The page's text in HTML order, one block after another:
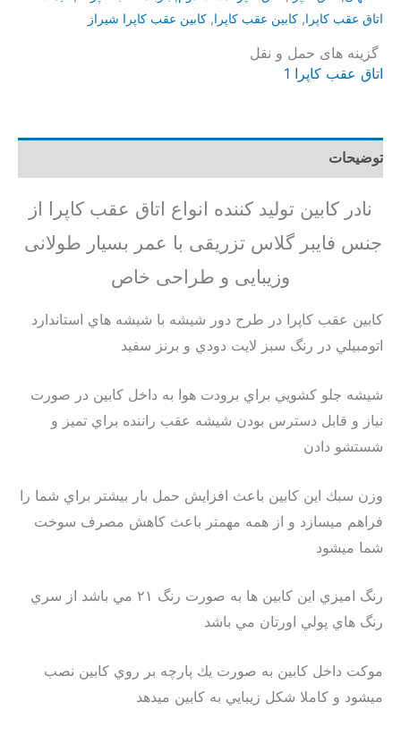
اتاق عقب کاپرا, کابین عقب کاپرا, کابین عقب کاپرا شیراز
گزینه های حمل و نقل
اتاق عقب کاپرا 1
توضیحات
نادر کابین تولید کننده انواع اتاق عقب کاپرا از
جنس فایبر گلاس تزریقی با عمر بسیار طولانی
وزیبایی و طراحی خاص
كابين عقب كاپرا در طرح دور شيشه با شيشه هاي استاندارد
اتومبيلي در رنگ سبز لايت دودي و برنز سفيد
شيشه جلو كشويي براي برودت هوا به داخل كابين در صورت
نياز و قابل دسترس بودن شيشه عقب راننده براي تميز و
شستشو دادن
وزن سبك اين كابين باعث افزايش حمل بار بيشتر براي شما را
فراهم ميسازد و از همه مهمتر باعث كاهش مصرف سوخت
شما ميشود
رنگ اميزي اين كابين ها به صورت رنگ ٢١ مي باشد از سري
رنگ هاي پولي اورتان مي باشد
موكت داخل كابين به صورت يك پارچه بر روي كابين نصب
ميشود و كاملا شكل زيبايي به كابين ميدهد